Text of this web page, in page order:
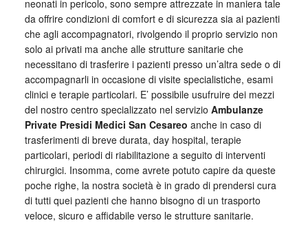
neonati in pericolo, sono sempre attrezzate in maniera tale
da offrire condizioni di comfort e di sicurezza sia ai pazienti
che agli accompagnatori, rivolgendo il proprio servizio non
solo ai privati ma anche alle strutture sanitarie che
necessitano di trasferire i pazienti presso un’altra sede o di
accompagnarli in occasione di visite specialistiche, esami
clinici e terapie particolari. E’ possibile usufruire dei mezzi
del nostro centro specializzato nel servizio Ambulanze
Private Presidi Medici San Cesareo anche in caso di
trasferimenti di breve durata, day hospital, terapie
particolari, periodi di riabilitazione a seguito di interventi
chirurgici. Insomma, come avrete potuto capire da queste
poche righe, la nostra società è in grado di prendersi cura
di tutti quei pazienti che hanno bisogno di un trasporto
veloce, sicuro e affidabile verso le strutture sanitarie.